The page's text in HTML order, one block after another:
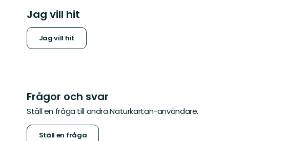
Jag vill hit
Jag vill hit
Frågor och svar
Ställ en fråga till andra Naturkartan-användare.
Ställ en fråga